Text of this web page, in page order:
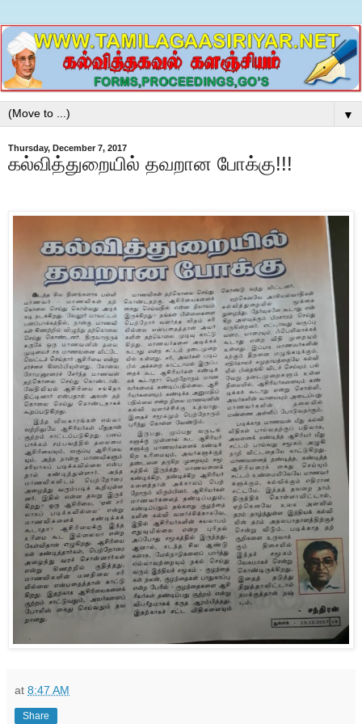
▼
Thursday, December 7, 2017
கல்வித்துறையில் தவறான போக்கு!!!
at 8:47 AM
Share